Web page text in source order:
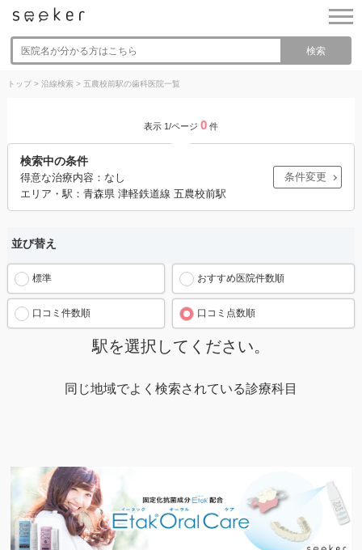
検索
トップ> 沿線検索> 五農校前駅の歯科医院一覧
表示 1/ページ 0 件
検索中の条件
得意な治療内容：なし
エリア・駅：青森県 津軽鉄道線 五農校前駅
条件変更
並び替え
標準 おすすめ医院件数順
口コミ件数順 口コミ点数順
駅を選択してください。
同じ地域でよく検索されている診療科目